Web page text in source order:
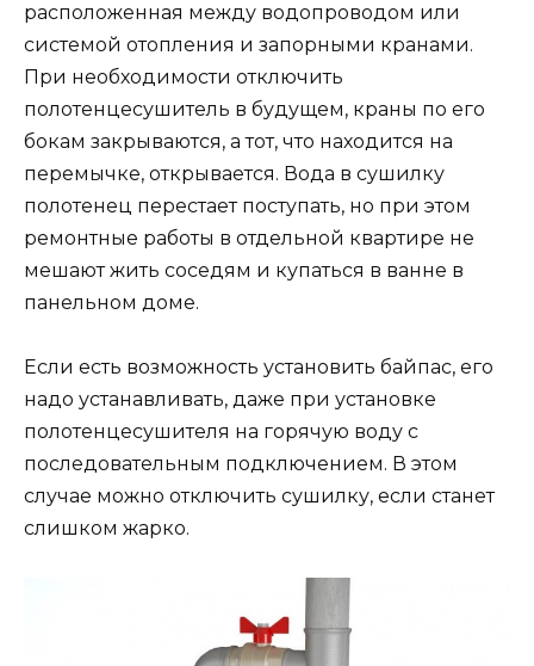
расположенная между водопроводом или
системой отопления и запорными кранами.
При необходимости отключить
полотенцесушитель в будущем, краны по его
бокам закрываются, а тот, что находится на
перемычке, открывается. Вода в сушилку
полотенец перестает поступать, но при этом
ремонтные работы в отдельной квартире не
мешают жить соседям и купаться в ванне в
панельном доме.
Если есть возможность установить байпас, его
надо устанавливать, даже при установке
полотенцесушителя на горячую воду с
последовательным подключением. В этом
случае можно отключить сушилку, если станет
слишком жарко.